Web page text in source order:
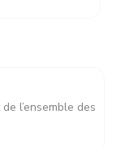
l’ensemble des